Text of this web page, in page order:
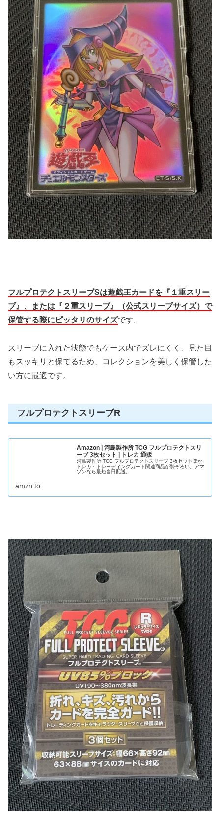
フルプロテクトスリーブSは遊戯王カードを『１重スリー
ブ』、または『２重スリーブ』（公式スリーブサイズ）で
保管する際にピッタリのサイズです。
スリーブに入れた状態でもケース内でズレにくく、見た目
もスッキリと保てるため、コレクションを美しく保管した
い方に最適です。
フルプロテクトスリーブR
Amazon | 河島製作所 TCG フルプロテクトスリ
ーブ 3枚セット | トレカ 通販
河島製作所 TCG フルプロテクトスリーブ 3枚セットほか
トレカ・トレーディングカード関連商品が勢ぞろい。アマ
ゾンなら最短当日配送。
amzn.to